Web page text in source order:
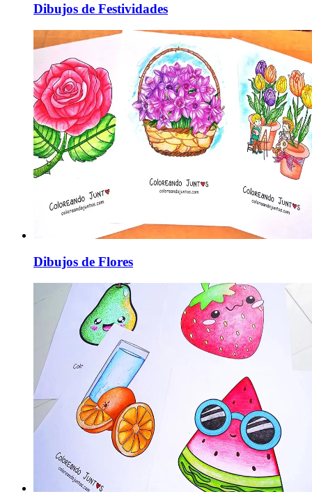
Dibujos de Festividades
Dibujos de Flores